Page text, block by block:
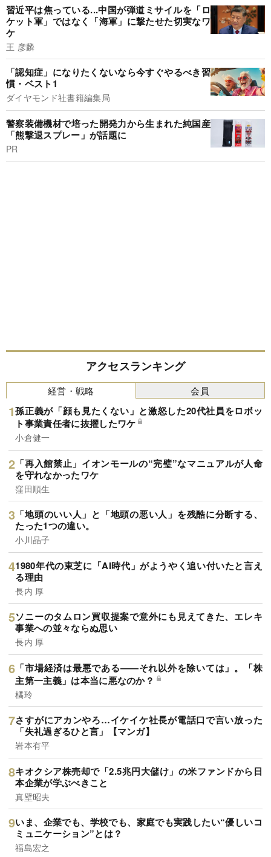
習近平は焦っている...中国が弾道ミサイルを「ロ
ケット軍」ではなく「海軍」に撃たせた切実なワ
ケ
王 彦麟
「認知症」になりたくないなら今すぐやるべき習
慣・ベスト1
ダイヤモンド社書籍編集局
警察装備機材で培った開発力から生まれた純国産
「熊撃退スプレー」が話題に
PR
アクセスランキング
経営・戦略
孫正義が「顔も見たくない」と激怒した20代社員をロボッ
ト事業責任者に抜擢したワケ
小倉健一
「再入館禁止」イオンモールの“完璧”なマニュアルが人命
を守れなかったワケ
窪田順生
「地頭のいい人」と「地頭の悪い人」を残酷に分断する、
たった1つの違い。
小川晶子
1980年代の東芝に「AI時代」がようやく追い付いたと言え
る理由
長内 厚
ソニーのタムロン買収提案で意外にも見えてきた、エレキ
事業への並々ならぬ思い
長内 厚
「市場経済は最悪である――それ以外を除いては」。「株
主第一主義」は本当に悪なのか？
橘玲
さすがにアカンやろ…イケイケ社長が電話口で言い放った
「失礼過ぎるひと言」【マンガ】
岩本有平
キオクシア株売却で「2.5兆円大儲け」の米ファンドから日
本企業が学ぶべきこと
真壁昭夫
いま、企業でも、学校でも、家庭でも実践したい“優しいコ
ミュニケーション”とは？
福島宏之
会員